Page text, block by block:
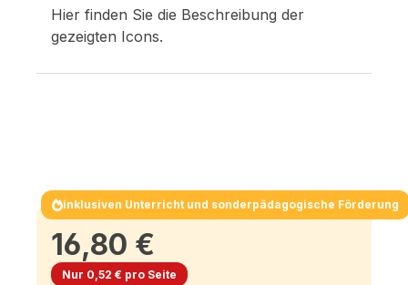
Hier finden Sie die Beschreibung der
gezeigten Icons.
inklusiven Unterricht und sonderpädagogische Förderung
16,80 €
Nur 0,52 € pro Seite